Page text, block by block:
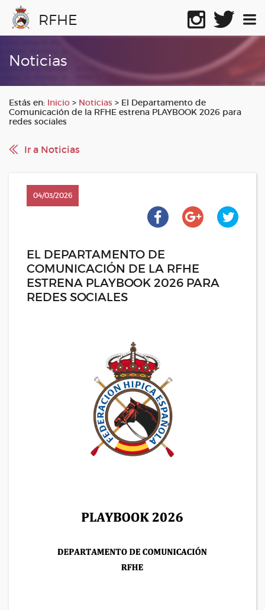
RFHE
Noticias
Estás en: Inicio > Noticias > El Departamento de
Comunicación de la RFHE estrena PLAYBOOK 2026 para
redes sociales
Ir a Noticias
04/03/2026
EL DEPARTAMENTO DE
COMUNICACIÓN DE LA RFHE
ESTRENA PLAYBOOK 2026 PARA
REDES SOCIALES